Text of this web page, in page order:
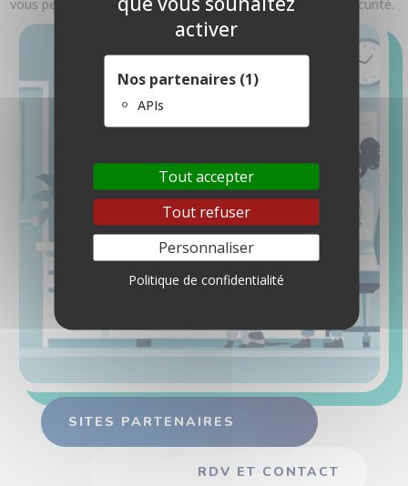
activer
Nos partenaires (1)
APIs
Tout accepter
Tout refuser
Personnaliser
Politique de confidentialité
vous permettent d’approfondir certains sujets en toute sécurité.
SITES PARTENAIRES
RDV ET CONTACT